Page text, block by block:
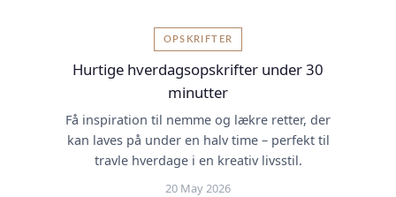
OPSKRIFTER
Hurtige hverdagsopskrifter under 30
minutter
Få inspiration til nemme og lækre retter, der
kan laves på under en halv time – perfekt til
travle hverdage i en kreativ livsstil.
20 May 2026